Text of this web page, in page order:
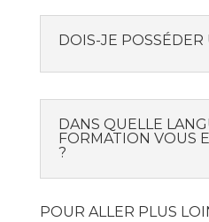
DOIS-JE
DANS QUELLE
FORMATION VOUS
?
POUR ALLER PLUS